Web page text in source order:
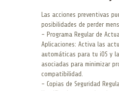
Las acciones preventivas
posibilidades de perder
– Programa Regular de
Aplicaciones: Activa las
automáticas para tu iOS y
asociadas para minimizar
compatibilidad.
– Copias de Seguridad